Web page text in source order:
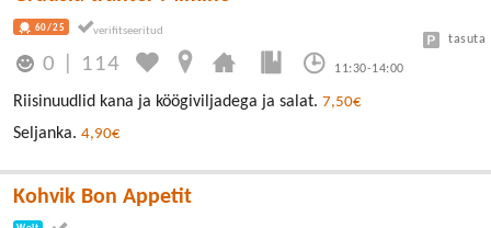
60/25
0 114 11:30-14:00
tasuta
Riisinuudlid kana ja köögiviljadega ja salat. 7,50€
Seljanka. 4,90€
Kohvik Bon Appetit